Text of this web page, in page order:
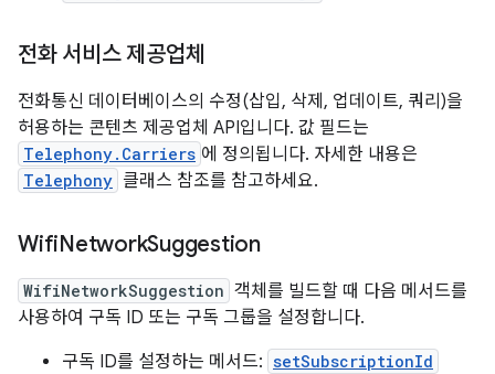
전화 서비스 제공업체
전화통신 데이터베이스의 수정(삽입, 삭제, 업데이트, 쿼리)을
허용하는 콘텐츠 제공업체 API입니다. 값 필드는
Telephony.Carriers 에 정의됩니다. 자세한 내용은
Telephony 클래스 참조를 참고하세요.
WifiNetworkSuggestion
WifiNetworkSuggestion 객체를 빌드할 때 다음 메서드를
사용하여 구독 ID 또는 구독 그룹을 설정합니다.
구독 ID를 설정하는 메서드: setSubscriptionId